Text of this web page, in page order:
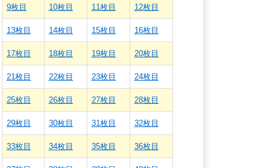
9枚目 10枚目 11枚目 12枚目
13枚目 14枚目 15枚目 16枚目
17枚目 18枚目 19枚目 20枚目
21枚目 22枚目 23枚目 24枚目
25枚目 26枚目 27枚目 28枚目
29枚目 30枚目 31枚目 32枚目
33枚目 34枚目 35枚目 36枚目